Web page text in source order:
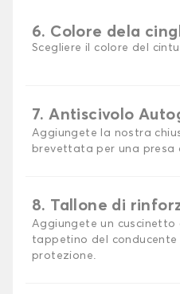
6. Colore dela
Scegliere il colore del
7. Antiscivolo
Aggiungete la nostra
brevettata per una presa
8. Tallone di
Aggiungete un
tappetino del
protezione.